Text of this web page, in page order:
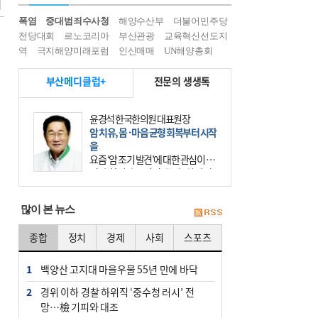
폭염 중대범죄수사청 해양수산부
더불어민주당
전당대회
르노코리아 부산관광
교육혁신선도지
역
극지해양미래포럼 인신매매 UN해양총회
부산메디클럽+ 전문의 생생톡
윤경석 한국한의원 대표원장
암 치유, 몸·마음 균형 회복부터 시작
을
요즘 ‘암 조기 발견’에 대한 관심이 커
진다. 하지만 그 이면에는 놓치기 쉬
운 함정이 하나 있다. 바로 성급한 치
많이 본 뉴스
종합 정치 경제 사회 스포츠
1
백양산 고지대 마을우물 55년 만에 바닥
2
경위 이하 경찰 하위직 ‘중수청 러시’ 전
망…檢 기피와 대조